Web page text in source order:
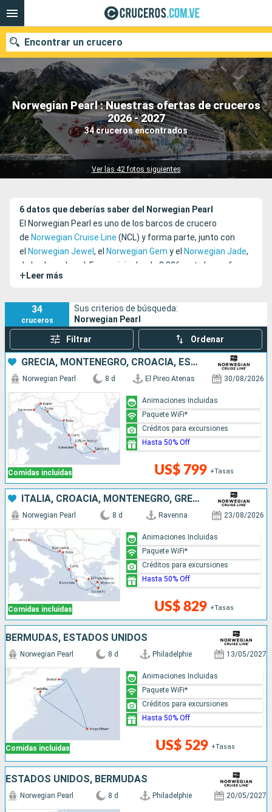
Norwegian Pearl : Nuestras ofertas de cruceros
2026 - 2027
34 cruceros encontrados
Ver las 42 fotos siguientes
Encontrar un crucero
Nuestros destinos
Fecha de salida
Puertos Compañías
6 datos que deberías saber del Norwegian Pearl
El Norwegian Pearl es uno de los barcos de crucero
de Norwegian Cruise Line (NCL) y forma parte, junto con
el Norwegian Jewel , el Norwegian Gem y el Norwegian Jade,
de la clase Jewel. En servicio desde 2.006, este barco fue
remodelado en 2.017. Sus dimensiones son perfectas para
+ Leer más
34
cruceros
Sus criterios de búsqueda:
Norwegian Pearl
Filtrar Ordenar
GRECIA, MONTENEGRO, CROACIA, ESLOVENIA, ITALIA
Comidas incluidas
Norwegian Pearl 8 d El Pireo Atenas 30/08/2026
US$ 799 +Tasas
Animaciones Incluidas
Paquete WiFi*
Créditos para excursiones
Hasta 50% Off
ITALIA, CROACIA, MONTENEGRO, GRECIA
Comidas incluidas
Norwegian Pearl 8 d Ravenna 23/08/2026
US$ 829 +Tasas
Animaciones Incluidas
Paquete WiFi*
Créditos para excursiones
Hasta 50% Off
BERMUDAS, ESTADOS UNIDOS
Comidas incluidas
Norwegian Pearl 8 d Philadelphie 13/05/2027
US$ 529 +Tasas
Animaciones Incluidas
Paquete WiFi*
Créditos para excursiones
Hasta 50% Off
ESTADOS UNIDOS, BERMUDAS
Norwegian Pearl 8 d Philadelphie 20/05/2027